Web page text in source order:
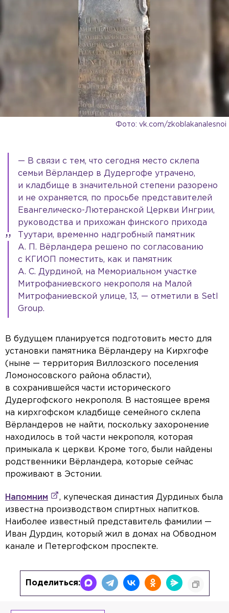
Фото: vk.com/zkoblakanalesnoi
— В связи с тем, что сегодня место склепа
семьи Вёрландер в Дудергофе утрачено,
и кладбище в значительной степени разорено
и не охраняется, по просьбе представителей
Евангелическо-Лютеранской Церкви Ингрии,
руководства и прихожан финского прихода
Туутари, временно надгробный памятник
А. П. Вёрландера решено по согласованию
с КГИОП поместить, как и памятник
А. С. Дурдиной, на Мемориальном участке
Митрофаниевского некрополя на Малой
Митрофаниевской улице, 13, — отметили в Setl
Group.
В будущем планируется подготовить место для
установки памятника Вёрландеру на Кирхгофе
(ныне — территория Виллозского поселения
Ломоносовского района области),
в сохранившейся части исторического
Дудергофского некрополя. В настоящее время
на кирхгофском кладбище семейного склепа
Вёрландеров не найти, поскольку захоронение
находилось в той части некрополя, которая
примыкала к церкви. Кроме того, были найдены
родственники Вёрландера, которые сейчас
проживают в Эстонии.
Напомним
, купеческая династия Дурдиных была
известна производством спиртных напитков.
Наиболее известный представитель фамилии —
Иван Дурдин, который жил в домах на Обводном
канале и Петергофском проспекте.
Поделиться: